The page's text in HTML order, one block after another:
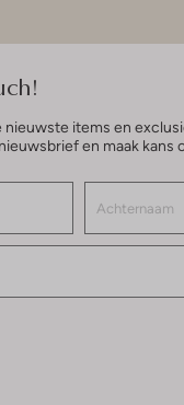
nieuwste items en
en maak kans